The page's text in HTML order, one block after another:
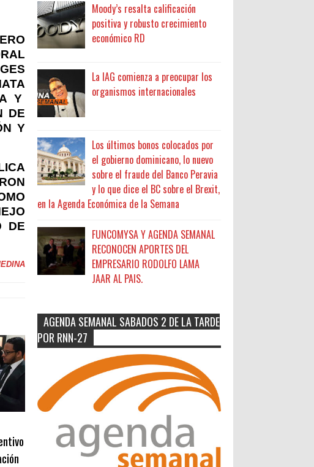
Y
DE
Y
DE
Moody’s resalta calificación
positiva y robusto crecimiento
económico RD
La IAG comienza a preocupar los
organismos internacionales
Los últimos bonos colocados por
el gobierno dominicano, lo nuevo
sobre el fraude del Banco Peravia
y lo que dice el BC sobre el Brexit,
en la Agenda Económica de la Semana
FUNCOMYSA Y AGENDA SEMANAL
RECONOCEN APORTES DEL
EMPRESARIO RODOLFO LAMA
JAAR AL PAIS.
AGENDA SEMANAL SABADOS 2 DE LA TARDE
POR RNN-27